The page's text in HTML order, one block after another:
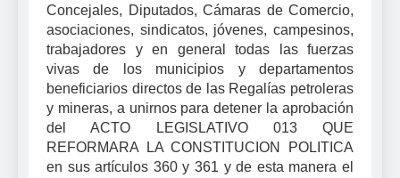
Concejales, Diputados, Cámaras de Comercio,
asociaciones, sindicatos, jóvenes, campesinos,
trabajadores y en general todas las fuerzas
vivas de los municipios y departamentos
beneficiarios directos de las Regalías petroleras
y mineras, a unirnos para detener la aprobación
del ACTO LEGISLATIVO 013 QUE
REFORMARA LA CONSTITUCION POLITICA
en sus artículos 360 y 361 y de esta manera el